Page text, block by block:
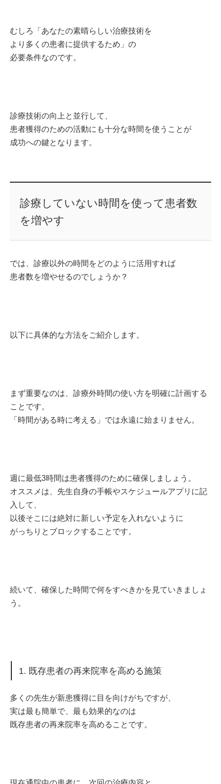
むしろ「あなたの素晴らしい治療技術を
より多くの患者に提供するため」の
必要条件なのです。
診療技術の向上と並行して、
患者獲得のための活動にも十分な時間を使うことが
成功への鍵となります。
診療していない時間を使って患者数
を増やす
では、診療以外の時間をどのように活用すれば
患者数を増やせるのでしょうか？
以下に具体的な方法をご紹介します。
まず重要なのは、診療外時間の使い方を明確に計画する
ことです。
「時間がある時に考える」では永遠に始まりません。
週に最低3時間は患者獲得のために確保しましょう。
オススメは、先生自身の手帳やスケジュールアプリに記
入して、
以後そこには絶対に新しい予定を入れないように
がっちりとブロックすることです。
続いて、確保した時間で何をすべきかを見ていきましょ
う。
1. 既存患者の再来院率を高める施策
多くの先生が新患獲得に目を向けがちですが、
実は最も簡単で、最も効果的なのは
既存患者の再来院率を高めることです。